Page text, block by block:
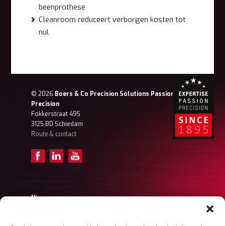
beenprothese
Cleanroom reduceert verborgen kosten tot
nul
© 2026 Boers & Co Precision Solutions Passion for
Precision
Fokkerstraat 495
3125 BD Schiedam
Route & contact
Nieuws